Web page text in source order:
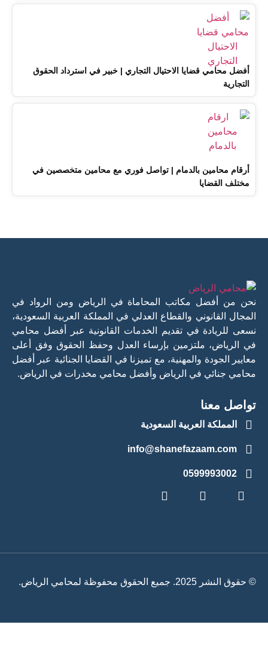
أفضل محامي قضايا الاحتيال التجاري | خبير في استرداد الحقوق
التجارية
أرقام محامين بالدمام | تواصل فوري مع محامين متخصصين في
مختلف القضايا
نحن من أفضل مكاتب المحاماة في الرياض ومن الرواد في
المجال القانوني والقطاع العدلي في المملكة العربية السعودية،
نسعى للريادة في تقديم الخدمات القانونية عبر أفضل محامي
في الرياض، ملتزمين بإرساء العدل وحفظ الحقوق وفق أعلى
معايير الجودة والمهنية، مع تميزنا في القضايا الجنائية عبر أفضل
محامي جنائي في الرياض وأفضل محامي مخدرات في الرياض.
تواصل معنا
المملكة العربية السعودية
info@shanefazaam.com
0599993002
© حقوق النشر 2025. جميع الحقوق محفوظة لمحامي الرياض.